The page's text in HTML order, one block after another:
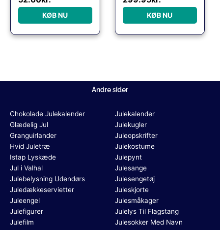
KØB NU KØB NU
Andre sider
Chokolade Julekalender
Glædelig Jul
Granguirlander
Hvid Juletræ
Istap Lyskæde
Jul i Valhal
Julebelysning Udendørs
Juledækkeservietter
Juleengel
Julefigurer
Julefilm
Julekalender
Julekugler
Juleopskrifter
Julekostume
Julepynt
Julesange
Julesengetøj
Juleskjorte
Julesmåkager
Julelys Til Flagstang
Julesokker Med Navn